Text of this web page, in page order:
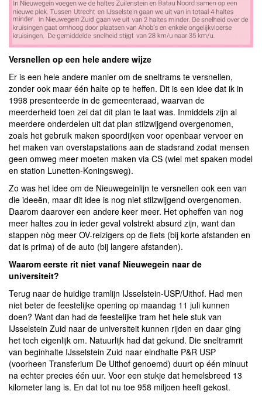
Versnellen op een hele andere wijze
Er is een hele andere manier om de sneltrams te versnellen,
zonder ook maar één halte op te heffen. Dit is een idee dat ik in
1998 presenteerde in de gemeenteraad, waarvan de
meerderheid toen zei dat dit plan te laat was. Inmiddels zijn al
meerdere onderdelen uit dat plan stilzwijgend overgenomen,
zoals het gebruik maken spoordijken voor openbaar vervoer en
het maken van overstapstations aan de stadsrand zodat mensen
geen omweg meer moeten maken via CS (wiel met spaken model
en station Lunetten-Koningsweg).
Zo was het idee om de Nieuwegeinlijn te versnellen ook een van
die ideeën, maar dit idee is nog niet stilzwijgend overgenomen.
Daarom daarover een andere keer meer. Het opheffen van nog
meer haltes zou in ieder geval volstrekt absurd zijn, want dan
stappen nòg meer OV-reizigers op de fiets (bij korte afstanden en
dat is prima) of de auto (bij langere afstanden).
Waarom eerste rit niet vanaf Nieuwegein naar de
universiteit?
Terug naar de huidige tramlijn IJsselstein-USP/Uithof. Had men
niet beter de feestelijke opening op maandag 11 juli kunnen
doen? Want dan had de feestelijke tram het hele stuk van
IJsselstein Zuid naar de universiteit kunnen rijden en daar ging
het toch eigenlijk om. Natuurlijk had dat gekund. Die sneltramrit
van beginhalte IJsselstein Zuid naar eindhalte P&R USP
(voorheen Transferium De Uithof genoemd) duurt op één minuut
na echter precies één uur. Voor een stukje dat hemelsbreed 13
kilometer lang is. En dat tot nu toe 958 miljoen heeft gekost.